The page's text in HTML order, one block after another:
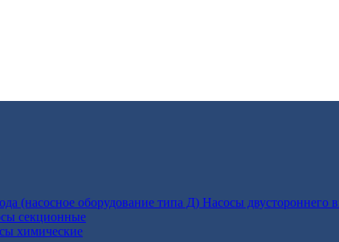
Насосы двустороннего
секционные
химические